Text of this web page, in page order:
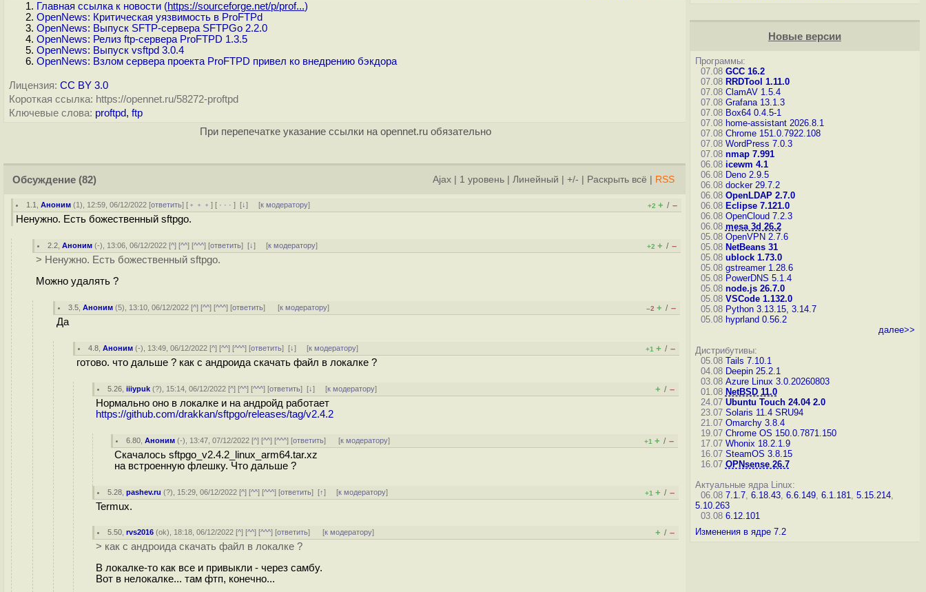
Главная ссылка к новости (https://sourceforge.net/p/prof...)
OpenNews: Критическая уязвимость в ProFTPd
OpenNews: Выпуск SFTP-сервера SFTPGo 2.2.0
OpenNews: Релиз ftp-сервера ProFTPD 1.3.5
OpenNews: Выпуск vsftpd 3.0.4
OpenNews: Взлом сервера проекта ProFTPD привел ко внедрению бэкдора
Лицензия: CC BY 3.0
Короткая ссылка: https://opennet.ru/58272-proftpd
Ключевые слова: proftpd, ftp
При перепечатке указание ссылки на opennet.ru обязательно
Обсуждение (82) Ajax 1 уровень Линейный +/- Раскрыть всё RSS
1.1 ,Аноним (1), 12:59, 06/12/2022 [ответить] [ ﹢﹢﹢] [ · · ·][↓] [к модератору] +2 + / –
Ненужно. Есть божественный sftpgo.
2.2 ,Аноним (-), 13:06, 06/12/2022 [^] [^^] [^^^] [ответить][↓] [к модератору] +2 + / –
> Ненужно. Есть божественный sftpgo.
Можно удалять ?
3.5 ,Аноним (5), 13:10, 06/12/2022 [^] [^^] [^^^] [ответить] [к модератору] –2 + / –
Да
4.8 ,Аноним (-), 13:49, 06/12/2022 [^] [^^] [^^^] [ответить][↓] [к модератору] +1 + / –
готово. что дальше ? как с андроида скачать файл в локалке ?
5.26 ,iiiypuk (?), 15:14, 06/12/2022 [^] [^^] [^^^] [ответить][↓] [к модератору] + / –
Нормально оно в локалке и на андройд работает
https://github.com/drakkan/sftpgo/releases/tag/v2.4.2
6.80 ,Аноним (-), 13:47, 07/12/2022 [^] [^^] [^^^] [ответить] [к модератору] +1 + / –
Скачалось sftpgo_v2.4.2_linux_arm64.tar.xz
на встроенную флешку. Что дальше ?
5.28 ,pashev.ru (?), 15:29, 06/12/2022 [^] [^^] [^^^] [ответить][↑] [к модератору] +1 + / –
Termux.
5.50 ,rvs2016 (ok), 18:18, 06/12/2022 [^] [^^] [^^^] [ответить] [к модератору] + / –
> как с андроида скачать файл в локалке ?
В локалке-то как все и привыкли - через самбу.
Вот в нелокалке... там фтп, конечно...
Новые версии
Программы:
07.08 GCC 16.2
07.08 RRDTool 1.11.0
07.08 ClamAV 1.5.4
07.08 Grafana 13.1.3
07.08 Box64 0.4.5-1
07.08 home-assistant 2026.8.1
07.08 Chrome 151.0.7922.108
07.08 WordPress 7.0.3
07.08 nmap 7.991
06.08 icewm 4.1
06.08 Deno 2.9.5
06.08 docker 29.7.2
06.08 OpenLDAP 2.7.0
06.08 Eclipse 7.121.0
06.08 OpenCloud 7.2.3
06.08 mesa 3d 26.2
05.08 OpenVPN 2.7.6
05.08 NetBeans 31
05.08 ublock 1.73.0
05.08 gstreamer 1.28.6
05.08 PowerDNS 5.1.4
05.08 node.js 26.7.0
05.08 VSCode 1.132.0
05.08 Python 3.13.15, 3.14.7
05.08 hyprland 0.56.2
далее>>
Дистрибутивы:
05.08 Tails 7.10.1
04.08 Deepin 25.2.1
03.08 Azure Linux 3.0.20260803
01.08 NetBSD 11.0
24.07 Ubuntu Touch 24.04 2.0
23.07 Solaris 11.4 SRU94
21.07 Omarchy 3.8.4
19.07 Chrome OS 150.0.7871.150
17.07 Whonix 18.2.1.9
16.07 SteamOS 3.8.15
16.07 OPNsense 26.7
Актуальные ядра Linux:
06.08 7.1.7, 6.18.43, 6.6.149, 6.1.181, 5.15.214,
5.10.263
03.08 6.12.101
Изменения в ядре 7.2